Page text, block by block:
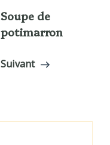
Soupe de
potimarron
Suivant